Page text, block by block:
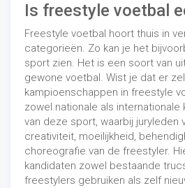
Is freestyle voetbal
Freestyle voetbal hoort thuis in
categorieën. Zo kan je het
sport zien. Het is een soort van
gewone voetbal. Wist je dat er
kampioenschappen in freestyle
zowel nationale als
van deze sport, waarbij juryleden
creativiteit, moeilijkheid,
choreografie van de freestyler.
kandidaten zowel bestaande
freestylers gebruiken als zelf